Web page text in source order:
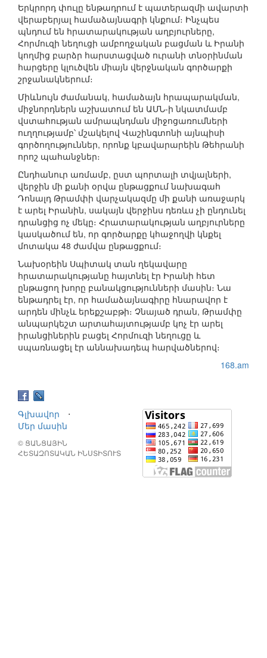
Երկրորդ փուլը ենթադրում է պատերազմի ավարտի
վերաբերյալ համաձայնագրի կնքում։ Ինչպես
պնդում են հրատարակության աղբյուրները,
Հորմուզի նեղուցի ամբողջական բացման և Իրանի
կողմից բարձր հարստացված ուրանի տնօրինման
հարցերը կլուծվեն միայն վերջնական գործարքի
շրջանակներում։
Միևնույն ժամանակ, համաձայն հրապարակման,
միջնորդներն աշխատում են ԱՄՆ-ի նկատմամբ
վստահության ամրապնդման միջոցառումների
ուղղությամբ՝ մշակելով Վաշինգտոնի այնպիսի
գործողություններ, որոնք կբավարարեին Թեհրանի
որոշ պահանջներ։
Ընդհանուր առմամբ, ըստ պորտալի տվյալների,
վերջին մի քանի օրվա ընթացքում նախագահ
Դոնալդ Թրամփի վարչակազմը մի քանի առաջարկ
է արել Իրանին, սակայն վերջինս դեռևս չի ընդունել
դրանցից ոչ մեկը։ Հրատարակության աղբյուրները
կասկածում են, որ գործարքը կհաջողվի կնքել
մոտակա 48 ժամվա ընթացքում։
Նախօրեին Սպիտակ տան ղեկավարը
հրատարակությանը հայտնել էր Իրանի հետ
ընթացող խորը բանակցությունների մասին։ Նա
ենթադրել էր, որ համաձայնագիրը հնարավոր է
արդեն մինչև երեքշաբթի։ Չնայած դրան, Թրամփը
անպարկեշտ արտահայտությամբ կոչ էր արել
իրանցիներին բացել Հորմուզի նեղուցը և
սպառնացել էր աննախադեպ հարվածներով։
168.am
Գլխավոր
⋅
Մեր մասին
© ՑԱՆՑԱՅԻՆ
ՀԵՏԱԶՈՏԱԿԱՆ ԻՆՍՏԻՏՈՒՏ